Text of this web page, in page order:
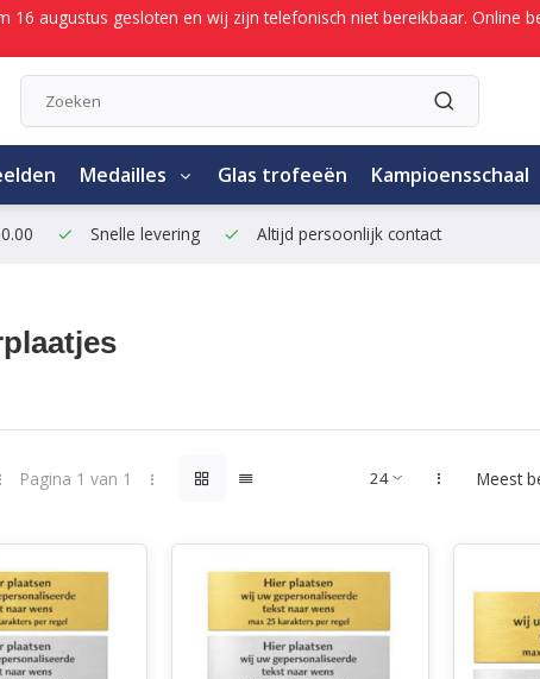
16 augustus gesloten en wij zijn telefonisch niet bereikbaar. Online
Medailles Glas trofeeën Kampioensschaal
Snelle levering Altijd persoonlijk contact
Pagina 1 van 1 Meest